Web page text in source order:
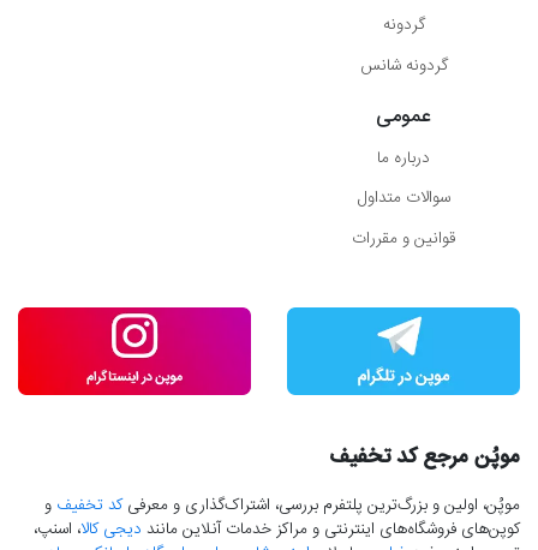
گردونه
گردونه شانس
عمومی
درباره ما
سوالات متداول
قوانین و مقررات
موپُن مرجع کد تخفیف
موپُن، اولین و بزرگ‌ترین پلتفرم بررسی، اشتراک‌گذاری و معرفیکد تخفیف و
کوپن‌های فروشگاه‌های اینترنتی و مراکز خدمات آنلاین مانند دیجی کالا، اسنپ،